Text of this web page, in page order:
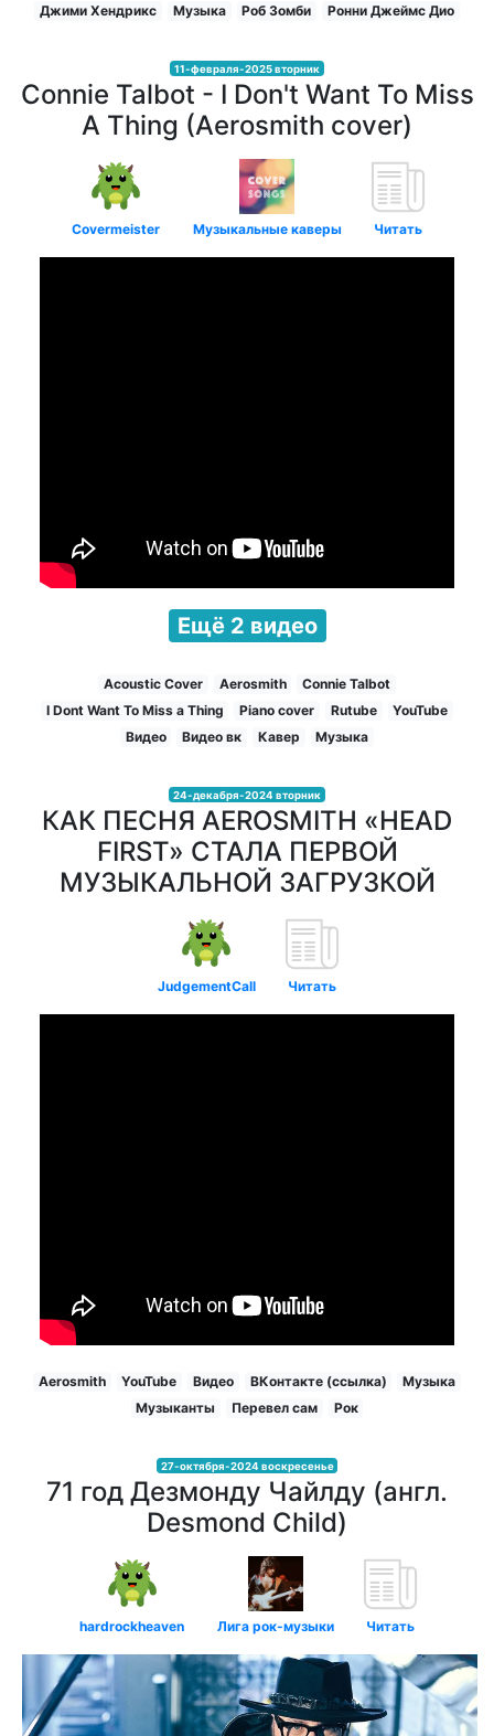
Джими Хендрикс
Музыка Роб Зомби Ронни Джеймс Дио
11-февраля-2025 вторник
Connie Talbot - I Don't Want To Miss
A Thing (Aerosmith cover)
Covermeister Музыкальные каверы Читать
Ещё 2 видео
Acoustic Cover Aerosmith
Connie Talbot
I Dont Want To Miss a Thing
Piano cover Rutube
YouTube
Видео
Видео вк Кавер Музыка
24-декабря-2024 вторник
КАК ПЕСНЯ AEROSMITH «HEAD
FIRST» СТАЛА ПЕРВОЙ
МУЗЫКАЛЬНОЙ ЗАГРУЗКОЙ
JudgementCall Читать
Aerosmith YouTube Видео ВКонтакте (ссылка)
Музыка
Музыканты
Перевел сам Рок
27-октября-2024 воскресенье
71 год Дезмонду Чайлду (англ.
Desmond Child)
hardrockheaven Лига рок-музыки Читать